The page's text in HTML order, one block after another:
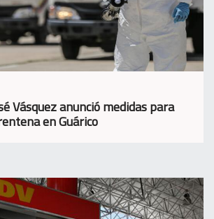
Vásquez anunció medidas para
en Guárico